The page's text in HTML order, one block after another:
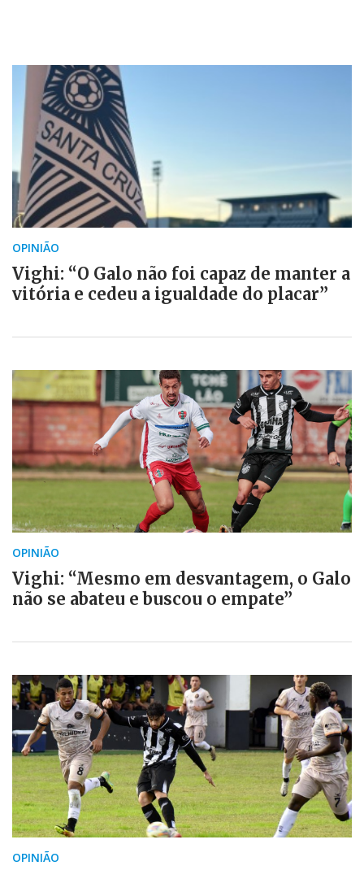
OPINIÃO
Vighi: “O Galo não foi capaz de manter a
vitória e cedeu a igualdade do placar”
OPINIÃO
Vighi: “Mesmo em desvantagem, o Galo
não se abateu e buscou o empate”
OPINIÃO